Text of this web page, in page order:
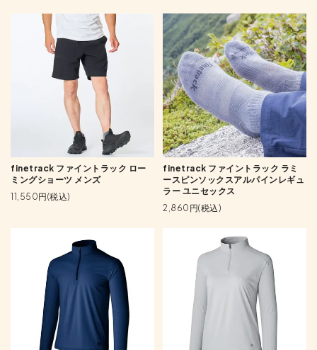
finetrack ファイントラック ロー
ミングショーツ メンズ
11,550円(税込)
finetrack ファイントラック ラミ
ースピンソックスアルパインレギュ
ラー ユニセックス
2,860円(税込)